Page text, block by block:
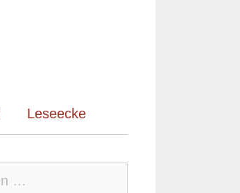
Leseecke